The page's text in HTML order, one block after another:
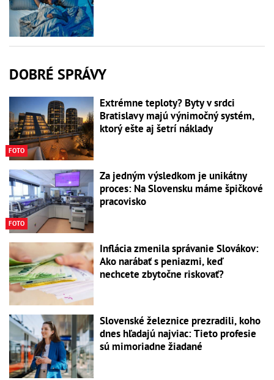
DOBRÉ SPRÁVY
FOTO
Extrémne teploty? Byty v srdci
Bratislavy majú výnimočný systém,
ktorý ešte aj šetrí náklady
FOTO
Za jedným výsledkom je unikátny
proces: Na Slovensku máme špičkové
pracovisko
Inflácia zmenila správanie Slovákov:
Ako narábať s peniazmi, keď
nechcete zbytočne riskovať?
Slovenské železnice prezradili, koho
dnes hľadajú najviac: Tieto profesie
sú mimoriadne žiadané